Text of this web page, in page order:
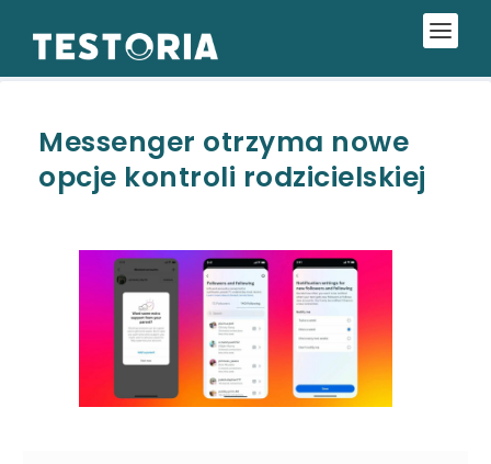
Messenger otrzyma nowe
opcje kontroli rodzicielskiej